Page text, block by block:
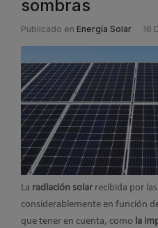
sombras
Publicado en Energía Solar 16
La radiación solarrecibida por las
considerablemente en función
que tener en cuenta, como la